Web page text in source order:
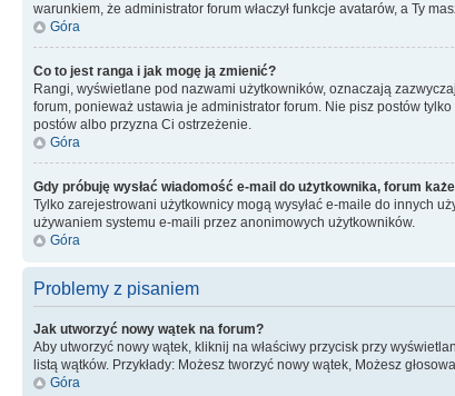
warunkiem, że administrator forum właczył funkcje avatarów, a Ty
Góra
Co to jest ranga i jak mogę ją zmienić?
Rangi, wyświetlane pod nazwami użytkowników, oznaczają
forum, ponieważ ustawia je administrator forum. Nie pisz postów
postów albo przyzna Ci ostrzeżenie.
Góra
Gdy próbuję wysłać wiadomość e-mail do użytkownika, forum
Tylko zarejestrowani użytkownicy mogą wysyłać e-maile do innych
używaniem systemu e-maili przez anonimowych użytkowników.
Góra
Problemy z pisaniem
Jak utworzyć nowy wątek na forum?
Aby utworzyć nowy wątek, kliknij na właściwy przycisk przy
listą wątków. Przykłady: Możesz tworzyć nowy wątek, Możesz
Góra